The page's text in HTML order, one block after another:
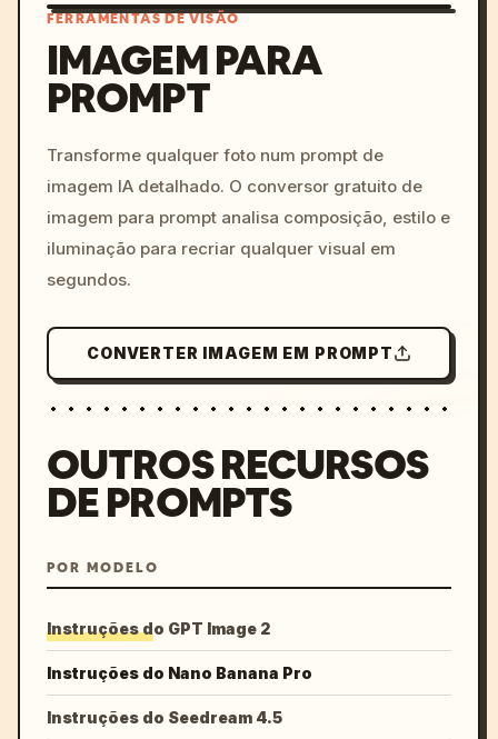
colors, 8k --v 6.0
FERRAMENTAS DE VISÃO
IMAGEM PARA
PROMPT
Transforme qualquer foto num prompt de
imagem IA detalhado. O conversor gratuito de
imagem para prompt analisa composição, estilo e
iluminação para recriar qualquer visual em
segundos.
CONVERTER IMAGEM EM PROMPT
OUTROS RECURSOS
DE PROMPTS
POR MODELO
Instruções do GPT Image 2
Instruções do Nano Banana Pro
Instruções do Seedream 4.5